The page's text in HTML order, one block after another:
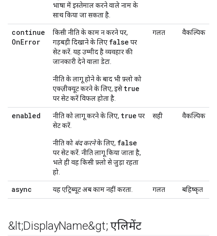
भाषा में इस्तेमाल करने वाले नाम के
साथ किया जा सकता है.
continue
OnError
किसी नीति के काम न करने पर,
गड़बड़ी दिखाने के लिए false पर
सेट करें. यह उम्मीद है व्यवहार की
जानकारी देने वाला डेटा.
नीति के लागू होने के बाद भी फ़्लो को
एक्ज़ीक्यूट करने के लिए, इसेtrue
पर सेट करें विफल होता है.
गलत वैकल्पिक
enabled नीति को लागू करने के लिए, true पर
सेट करें.
नीति को बंद करनेके लिए, false
पर सेट करें. नीति लागू किया जाता है,
भले ही वह किसी फ़्लो से जुड़ा रहता
हो.
सही वैकल्पिक
async यह एट्रिब्यूट अब काम नहीं करता. गलत बहिष्कृत
&lt;DisplayName&gt; एलिमेंट